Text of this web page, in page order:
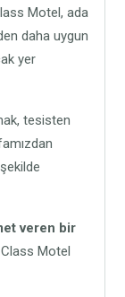
Motel, ada
daha uygun
yer
tesisten
veren bir
Class Motel